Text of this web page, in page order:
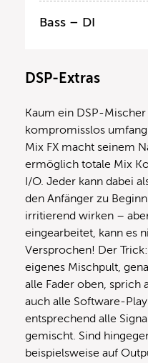
Bass – DI
DSP-Extras
Kaum ein DSP-
kompromisslos
Mix FX macht seinem
ermöglich totale Mix
I/O. Jeder kann dabei
den Anfänger zu
irritierend wirken –
eingearbeitet, kann es
Versprochen! Der
eigenes Mischpult,
alle Fader oben, sprich
auch alle Software-
entsprechend alle
gemischt. Sind
beispielsweise auf